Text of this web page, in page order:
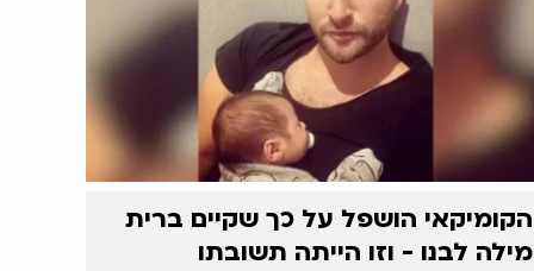
הקומיקאי הושפל על כך שקיים ברית
מילה לבנו - וזו הייתה תשובתו